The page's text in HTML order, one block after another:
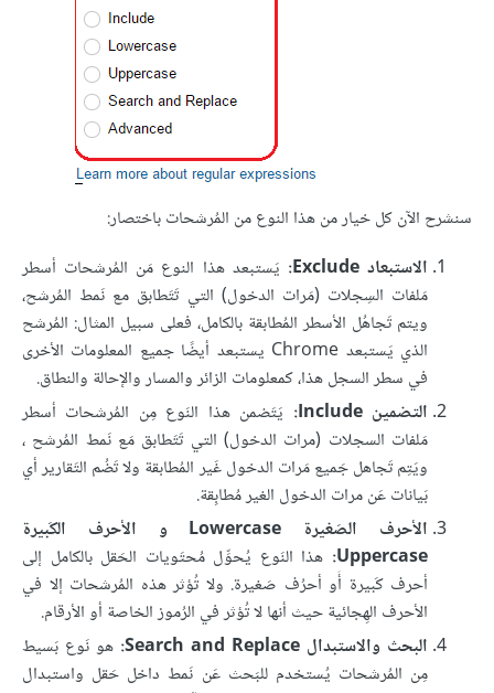
سنشرح الآن كل خيار من هذا النوع من المُرشحات باختصار:
الاستبعاد Exclude:
يَستبعد هذا النوع مَن المُرشحات أسطر
مَلفات السِجلات (مَرات الدخول) التي تَتَطابق مع نَمط المُرشح،
ويتم تَجاهُل الأسطر المُطابقة بالكامل، فعلى سبيل المثال: المُرشح
الذي يَستبعد Chrome يستبعد أيضًا جميع المعلومات الأخرى
في سطر السجل هذا، كمعلومات الزائر والمسار والإحالة والنطاق.
التضمين Include:
يَتَضمن هذا النَوع مِن المُرشحات أسطر
مَلفات السجلات (مرات الدخول) التي تَتَطابق مَع نَمط المُرشح ،
ويَتِم تَجاهل جَميع مَرات الدخول غَير المُطابقة ولا تَضُم التَقارير أي
بَيانات عَن مرات الدخول الغير مُطابِقة.
الأحرف الصَغيرة Lowercase و الأحرف الكَبيرة
Uppercase: هذا النَوع يُحوِّل مُحتَويات الحَقل بالكامل إلى
أحرف كَبيرة أَو أحرُف صَغيرة. ولا تُؤثر هذه المُرشحات إلا في
الأحرف الهِجائية حيث أنها لا تُؤثر في الرُموز الخاصة أو الأرقام.
البحث والاستبدال Search and Replace:
هو نَوع بَسيط
مِن المُرشحات يُستخدم للبَحث عَن نَمط داخل حَقل واستبدال